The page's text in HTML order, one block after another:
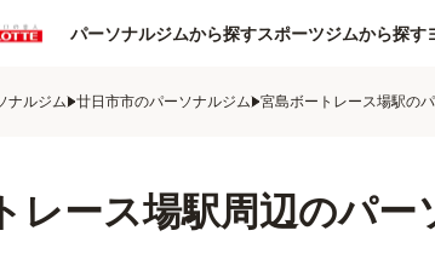
パーソナルジムから探すスポーツジムから探す
ナルジム 廿日市市のパーソナルジム 宮島ボートレース場駅の
レース場駅周辺のパ